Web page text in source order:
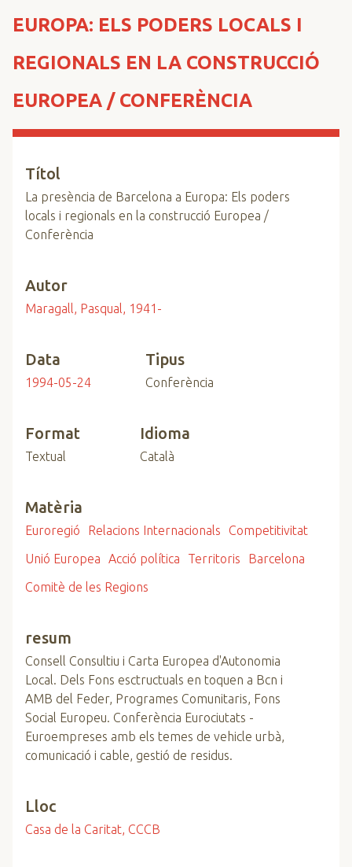
EUROPA: ELS PODERS LOCALS I
REGIONALS EN LA CONSTRUCCIÓ
EUROPEA / CONFERÈNCIA
Títol
La presència de Barcelona a Europa: Els poders
locals i regionals en la construcció Europea /
Conferència
Autor
Maragall, Pasqual, 1941-
Data
1994-05-24
Tipus
Conferència
Format
Textual
Idioma
Català
Matèria
Euroregió Relacions Internacionals
Competitivitat
Unió Europea
Acció política Territoris
Barcelona
Comitè de les Regions
resum
Consell Consultiu i Carta Europea d'Autonomia
Local. Dels Fons esctructuals en toquen a Bcn i
AMB del Feder, Programes Comunitaris, Fons
Social Europeu. Conferència Eurociutats -
Euroempreses amb els temes de vehicle urbà,
comunicació i cable, gestió de residus.
Lloc
Casa de la Caritat, CCCB